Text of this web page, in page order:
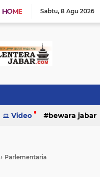
HOME Sabtu 8 Agu 2026
Video bewara jabar
› Parlementaria